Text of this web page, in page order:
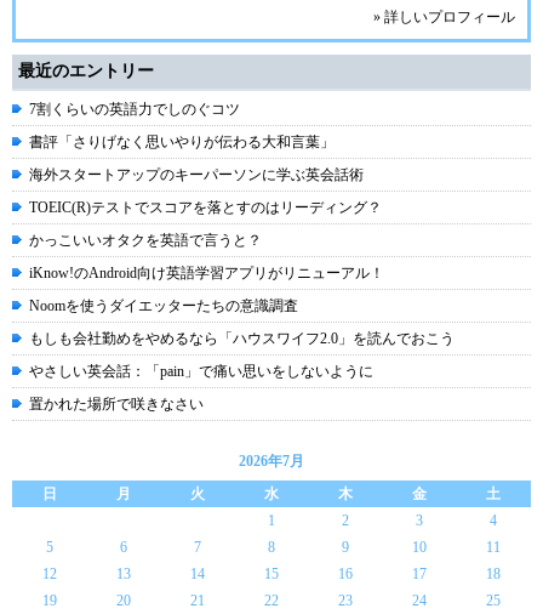
» 詳しいプロフィール
最近のエントリー
7割くらいの英語力でしのぐコツ
書評「さりげなく思いやりが伝わる大和言葉」
海外スタートアップのキーパーソンに学ぶ英会話術
TOEIC(R)テストでスコアを落とすのはリーディング？
かっこいいオタクを英語で言うと？
iKnow!のAndroid向け英語学習アプリがリニューアル！
Noomを使うダイエッターたちの意識調査
もしも会社勤めをやめるなら「ハウスワイフ2.0」を読んでおこう
やさしい英会話：「pain」で痛い思いをしないように
置かれた場所で咲きなさい
2026年7月
日
月 火 水 木 金
土
1
2 3
4
5
6 7 8 9 10
11
12
13 14 15 16 17
18
19
20 21 22 23 24
25